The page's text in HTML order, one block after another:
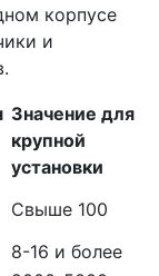
корпусе
и
Значение для
крупной
установки
Свыше 100
8-16 и более